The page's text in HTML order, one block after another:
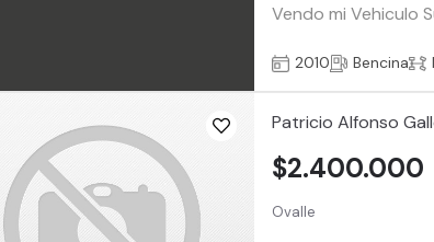
Vendo mi Vehiculo
2010 Bencina
Patricio Alfonso
Ovalle
$2.400.000